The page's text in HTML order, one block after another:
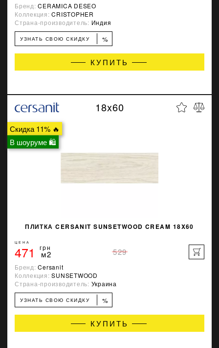
Бренд:CERAMICA DESEO
Коллекция:CRISTOPHER
Страна-производитель: Индия
УЗНАТЬ СВОЮ СКИДКУ %
КУПИТЬ
Скидка 11% 🔥
В шоуруме 🛍
18x60
ПЛИТКА CERSANIT SUNSETWOOD CREAM 18X60
ЦЕНА
471 грн
м2 529
Бренд:Cersanit
Коллекция:SUNSETWOOD
Страна-производитель: Украина
УЗНАТЬ СВОЮ СКИДКУ %
КУПИТЬ